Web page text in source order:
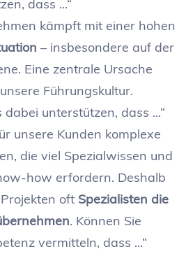
dass ...“
kämpft mit einer hohen
– insbesondere auf der
Eine zentrale Ursache
Führungskultur.
dabei unterstützen, dass ...“
unsere Kunden komplexe
die viel Spezialwissen und
how erfordern. Deshalb
oft Spezialisten die
. Können Sie
vermitteln, dass ...“